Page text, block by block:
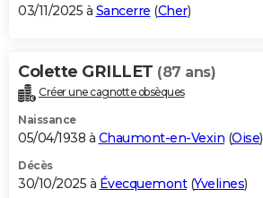
03/11/2025 à Sancerre (Cher)
Colette GRILLET (87 ans)
Créer une cagnotte obsèques
Naissance
05/04/1938 à Chaumont-en-Vexin (Oise)
Décès
30/10/2025 à Évecquemont(Yvelines)